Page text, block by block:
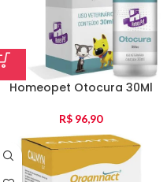
Homeopet Otocura 30Ml
R$ 96,90